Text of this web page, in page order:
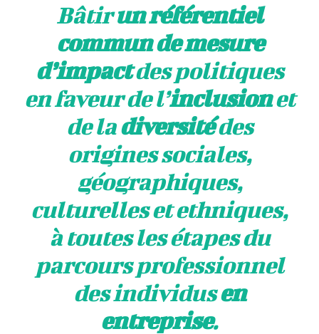
Bâtirun référentiel
commun de mesure
d’impactdes politiques
en faveur de l’inclusionet
de ladiversitédes
origines sociales,
géographiques,
culturelles et ethniques,
à toutes les étapes du
parcours professionnel
des individusen
entreprise.